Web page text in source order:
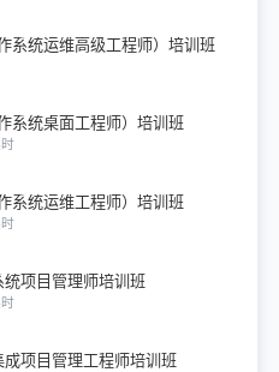
系统运维高级工程师）培训班
系统桌面工程师）培训班
系统运维工程师）培训班
项目管理师培训班
成项目管理工程师培训班